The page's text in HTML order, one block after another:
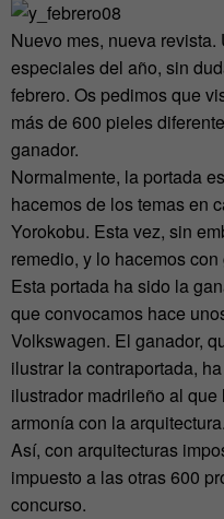
Nuevo mes, nueva
especiales del año, sin
febrero. Os pedimos que
más de 600 pieles
ganador.
Normalmente, la portada
hacemos de los temas en
Yorokobu. Esta vez, sin
remedio, y lo hacemos
Esta portada ha sido la
que convocamos hace
Volkswagen. El ganador,
ilustrar la contraportada,
ilustrador madrileño al
armonía con la arquitectura.
Así, con arquitecturas
impuesto a las otras 600
concurso.